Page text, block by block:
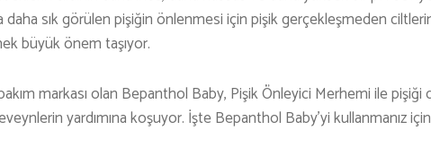
sık görülen pişiğin önlenmesi için pişik gerçekleşmeden
büyük önem taşıyor.
markası olan Bepanthol Baby, Pişik Önleyici Merhemi ile pişiği
yardımına koşuyor. İşte Bepanthol Baby’yi kullanmanız